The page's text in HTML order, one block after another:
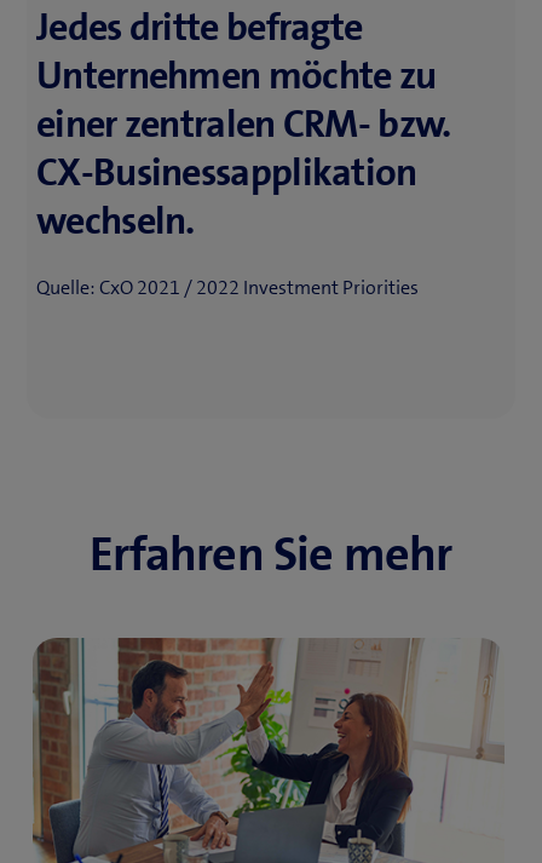
Jedes dritte befragte
Unternehmen möchte zu
einer zentralen CRM- bzw.
CX-Businessapplikation
wechseln.
Quelle: CxO 2021 / 2022 Investment Priorities
Erfahren Sie mehr